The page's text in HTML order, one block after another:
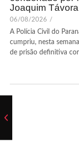
Joaquim Távora
06/08/2026 /
A Polícia Civil do
cumpriu, nesta
de prisão definitiva